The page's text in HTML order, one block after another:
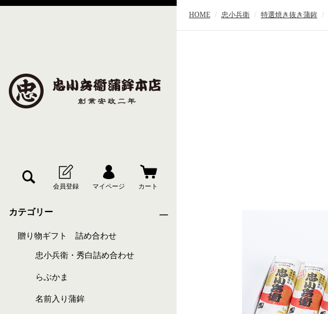
カテゴリー
贈り物ギフト 詰め合わせ
忠小兵衛・秀白詰め合わせ
らぶかま
名前入り蒲鉾
HOME 忠小兵衛 特選焼き抜き蒲鉾